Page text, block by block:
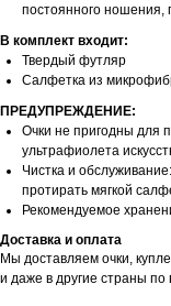
постоянного
В комплект входит:
Твердый футляр
Салфетка из
ПРЕДУПРЕЖДЕНИЕ:
Очки не пригодны для
ультрафиолета
Чистка и
протирать мягкой
Рекомендуемое
Доставка и оплата
Мы доставляем очки,
и даже в другие страны по